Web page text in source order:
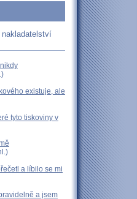
existuje, ale
tyto tiskoviny v
a líbilo se mi
a jsem